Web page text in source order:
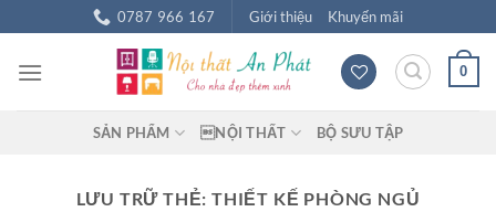
đến
nội
0787 966 167 Giới thiệu Khuyến mãi
0
SẢN PHẨM NỘI THẤT BỘ SƯU TẬP
LƯU TRỮ THẺ: THIẾT KẾ PHÒNG NGỦ